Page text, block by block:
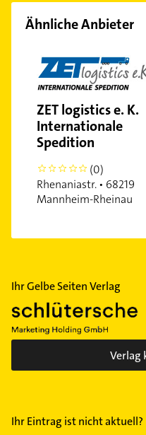
Ähnliche Anbieter
ZET logistics e. K.
Internationale
Spedition
0
(0)
Rhenaniastr. • 68219
Mannheim-Rheinau
Ihr Gelbe Seiten Verlag
Verlag
Ihr Eintrag ist nicht aktuell?